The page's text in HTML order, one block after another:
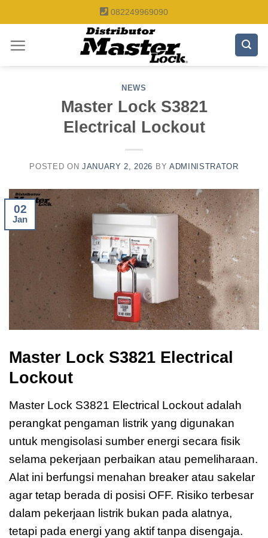
to
content
082249969090
NEWS
Master Lock S3821
Electrical Lockout
POSTED ONJANUARY 2, 2026 BY ADMINISTRATOR
02
Jan
Master Lock S3821 Electrical
Lockout
Master Lock S3821 Electrical Lockout adalah
perangkat pengaman listrik yang digunakan
untuk mengisolasi sumber energi secara fisik
selama pekerjaan perbaikan atau pemeliharaan.
Alat ini berfungsi menahan breaker atau sakelar
agar tetap berada di posisi OFF. Risiko terbesar
dalam pekerjaan listrik bukan pada alatnya,
tetapi pada energi yang aktif tanpa disengaja.